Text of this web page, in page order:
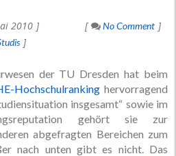
2010
No Comment
der TU Dresden hat beim
Hochschulranking hervorragend
insgesamt“ sowie im
gehört sie zur
abgefragten Bereichen zum
nach unten gibt es nicht. Das